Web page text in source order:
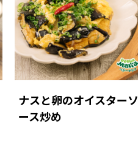
ナスと卵のオイスターソ
ース炒め